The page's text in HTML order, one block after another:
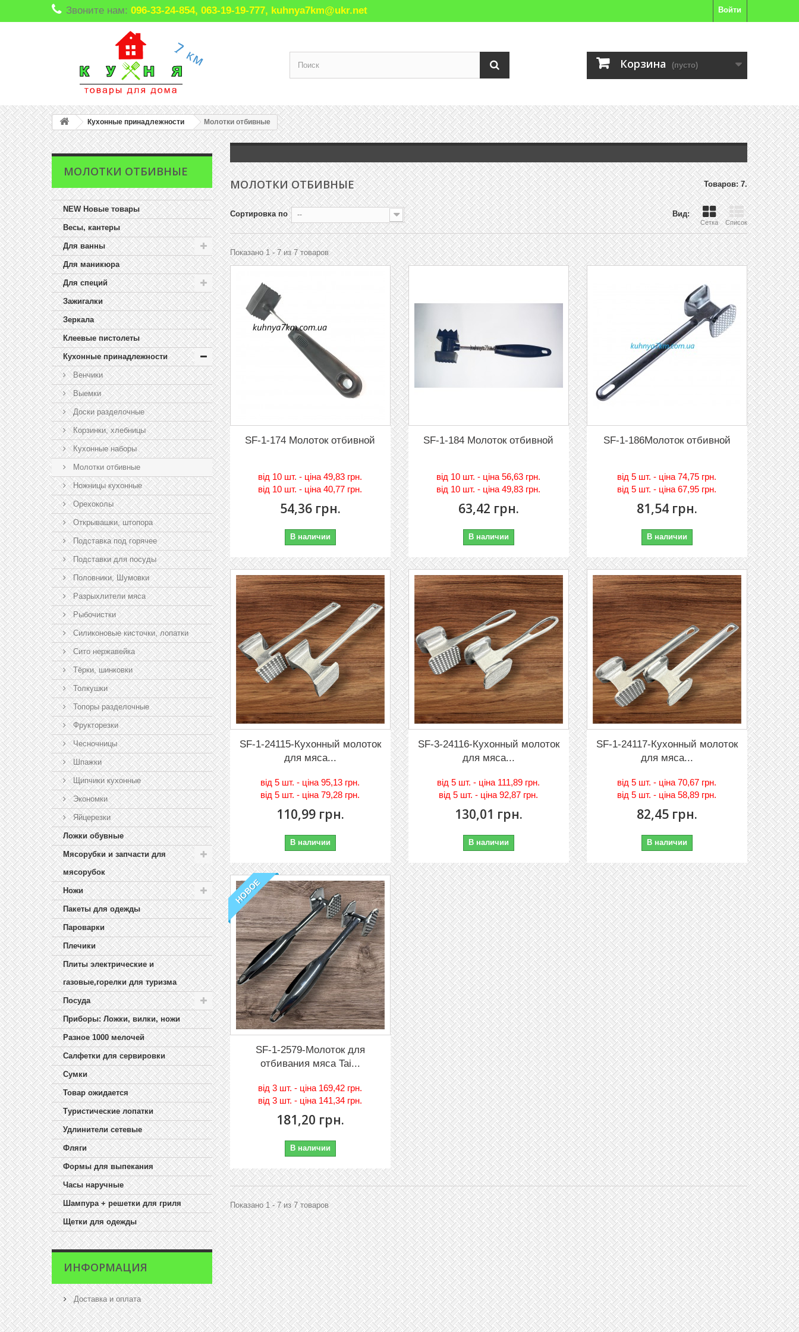
Войти
Звоните нам: 096-33-24-854, 063-19-19-777, kuhnya7km@ukr.net
Корзина (пусто)
Кухонные принадлежности Молотки отбивные
МОЛОТКИ ОТБИВНЫЕ
NEW Новые товары
Весы, кантеры
Для ванны
Для маникюра
Для специй
Зажигалки
Зеркала
Клеевые пистолеты
Кухонные принадлежности
Венчики
Выемки
Доски разделочные
Корзинки, хлебницы
Кухонные наборы
Молотки отбивные
Ножницы кухонные
Орехоколы
Открывашки, штопора
Подставка под горячее
Подставки для посуды
Половники, Шумовки
Разрыхлители мяса
Рыбочистки
Силиконовые кисточки, лопатки
Сито нержавейка
Тёрки, шинковки
Толкушки
Топоры разделочные
Фрукторезки
Чесночницы
Шпажки
Щипчики кухонные
Экономки
Яйцерезки
Ложки обувные
Мясорубки и запчасти для
мясорубок
Ножи
Пакеты для одежды
Пароварки
Плечики
Плиты электрические и
газовые,горелки для туризма
Посуда
Приборы: Ложки, вилки, ножи
Разное 1000 мелочей
Салфетки для сервировки
Сумки
Товар ожидается
Туристические лопатки
Удлинители сетевые
Фляги
Формы для выпекания
Часы наручные
Шампура + решетки для гриля
Щетки для одежды
ИНФОРМАЦИЯ
Доставка и оплата
МОЛОТКИ ОТБИВНЫЕ Товаров: 7.
Вид:
Сетка Список
Сортировка по --
Показано 1 - 7 из 7 товаров
SF-1-174 Молоток отбивной
вiд 10 шт. - цiна 49,83 грн.
вiд 10 шт. - цiна 40,77 грн.
54,36 грн.
В наличии
SF-1-184 Молоток отбивной
вiд 10 шт. - цiна 56,63 грн.
вiд 10 шт. - цiна 49,83 грн.
63,42 грн.
В наличии
SF-1-186Молоток отбивной
вiд5 шт. - цiна 74,75 грн.
вiд5 шт. - цiна 67,95 грн.
81,54 грн.
В наличии
SF-1-24115-Кухонный молоток
для мяса...
вiд5 шт. - цiна 95,13 грн.
вiд5 шт. - цiна 79,28 грн.
110,99 грн.
В наличии
SF-3-24116-Кухонный молоток
для мяса...
вiд5 шт. - цiна 111,89 грн.
вiд5 шт. - цiна 92,87 грн.
130,01 грн.
В наличии
SF-1-24117-Кухонный молоток
для мяса...
вiд5 шт. - цiна 70,67 грн.
вiд5 шт. - цiна 58,89 грн.
82,45 грн.
В наличии
НОВОЕ
SF-1-2579-Молоток для
отбивания мяса Tai...
вiд3 шт. - цiна 169,42 грн.
вiд3 шт. - цiна 141,34 грн.
181,20 грн.
В наличии
Показано 1 - 7 из 7 товаров